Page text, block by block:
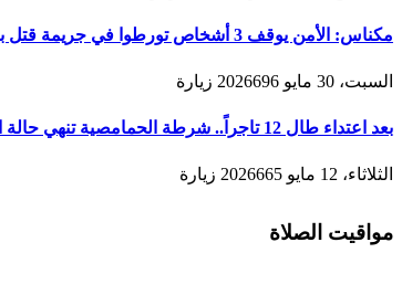
مكناس: الأمن يوقف 3 أشخاص تورطوا في جريمة قتل بشعة بالطريق المؤدية لمدينة زرهون
السبت، 30 مايو 2026 696 زيارة
بعد اعتداء طال 12 تاجراً.. شرطة الحمامصية تنهي حالة الرعب بالمدينة القديمة لمكناس
الثلاثاء، 12 مايو 2026 665 زيارة
مواقيت الصلاة